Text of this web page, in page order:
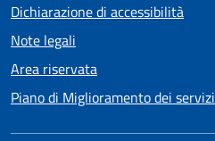
Dichiarazione di accessibilità
Note legali
Area riservata
Piano di Miglioramento dei servizi